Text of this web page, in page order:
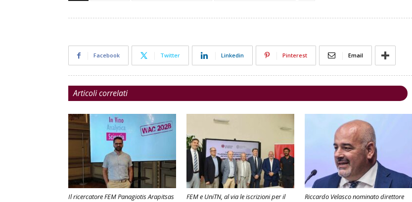
Facebook Twitter Linkedin Pinterest Email
Articoli correlati
Il ricercatore FEM Panagiotis Arapitsas FEM e UniTN, al via le iscrizioni per il Riccardo Velasco nominato direttore